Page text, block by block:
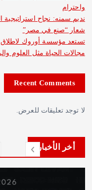
نجاح استراتيجية التصدير
في مصر”
أوروك لاطلاق فعاليات
مثل العلوم والرياضة
Recent
للعرض.